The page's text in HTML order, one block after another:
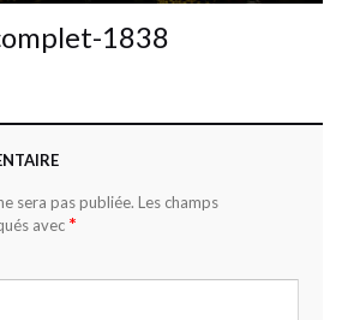
1838
sera pas publiée. Les champs
avec *